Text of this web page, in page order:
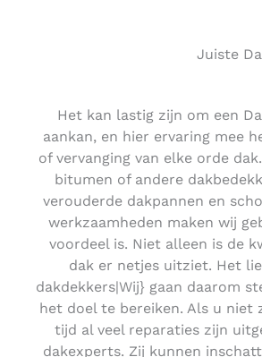
Juiste
Het kan lastig zijn om een
aankan, en hier ervaring mee
of vervanging van elke orde
bitumen of andere
verouderde dakpannen en
werkzaamheden maken wij
voordeel is. Niet alleen is de
dak er netjes uitziet. Het
dakdekkers|Wij} gaan daarom
het doel te bereiken. Als u niet
tijd al veel reparaties zijn
dakexperts. Zij kunnen